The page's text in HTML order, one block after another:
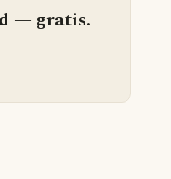
— gratis.